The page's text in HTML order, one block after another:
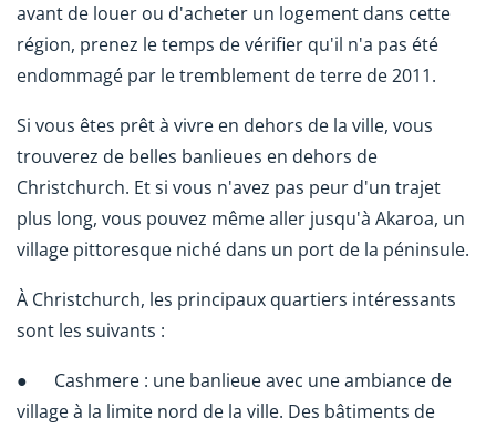
avant de louer ou d'acheter un logement dans cette
région, prenez le temps de vérifier qu'il n'a pas été
endommagé par le tremblement de terre de 2011.
Si vous êtes prêt à vivre en dehors de la ville, vous
trouverez de belles banlieues en dehors de
Christchurch. Et si vous n'avez pas peur d'un trajet
plus long, vous pouvez même aller jusqu'à Akaroa, un
village pittoresque niché dans un port de la péninsule.
À Christchurch, les principaux quartiers intéressants
sont les suivants :
● Cashmere : une banlieue avec une ambiance de
village à la limite nord de la ville. Des bâtiments de